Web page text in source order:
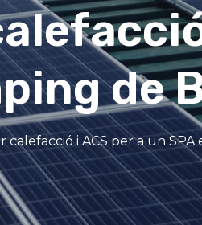
de
i ACS per a un